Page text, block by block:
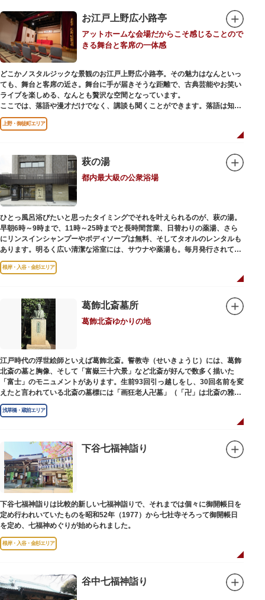
そしてお風呂上がりには、キンキンに冷えた生ビールやレモンサワーで乾杯
するもよし、改栄湯名物こだわりの生乳ソフトクリームを食べるのもよし、
どの年代の方々も、身も心も温まる幸せな空間となっています。オリジナル
グッズの販売もありますのでお立ち寄りの際にはぜひ覗いてみてください
ね。
お江戸上野広小路亭
アットホームな会場だからこそ感じることので
きる舞台と客席の一体感
どこかノスタルジックな景観のお江戸上野広小路亭。その魅力はなんといっ
ても、舞台と客席の近さ。舞台に手が届きそうな距離で、古典芸能やお笑い
ライブを楽しめる、なんとも贅沢な空間となっています。
ここでは、落語や漫才だけでなく、講談も聞くことができます。落語は知っ
ているけど講談ってなんだろう？と思われた方も、ぜひ一度お江戸上野広小
路亭をのぞいてみませんか？
上野・御徒町エリア
萩の湯
都内最大級の公衆浴場
ひとっ風呂浴びたいと思ったタイミングでそれを叶えられるのが、萩の湯。
早朝6時～9時まで、11時～25時までと長時間営業、日替わりの薬湯、さら
にリンスインシャンプーやボディソープは無料、そしてタオルのレンタルも
あります。明るく広い清潔な浴室には、サウナや薬湯も。毎月発行されてい
る萩の湯だよりで薬湯の予定を確認すれば、お好みの薬湯を楽しめます。
また併設されたレストラン、食事処こもれびではおいしい食事だけでなく、
後これまた好きなタイミングで、おいしい食事をいただき、心も体も整えて
日々の生活を支えてくれる空間です。
根岸・入谷・金杉エリア
葛飾北斎墓所
葛飾北斎ゆかりの地
江戸時代の浮世絵師といえば葛飾北斎。誓教寺（せいきょうじ）には、葛飾
北斎の墓と胸像、そして「富嶽三十六景」など北斎が好んで数多く描いた
「富士」のモニュメントがあります。生前93回引っ越しをし、30回名前を変
えたと言われている北斎の墓標には「画狂老人卍墓」（「卍」は北斎の雅号
の一つ）とあり、辞世の句が刻まれています。毎年命日の4月18日には「北
斎忌」が開かれ、法要が営まれます。
浅草橋・蔵前エリア
下谷七福神詣り
下谷七福神詣りは比較的新しい七福神詣りで、それまでは個々に御開帳日を
定め行われいていたものを昭和52年（1977）から七社寺そろって御開帳日
を定め、七福神めぐりが始められました。
根岸・入谷・金杉エリア
谷中七福神詣り